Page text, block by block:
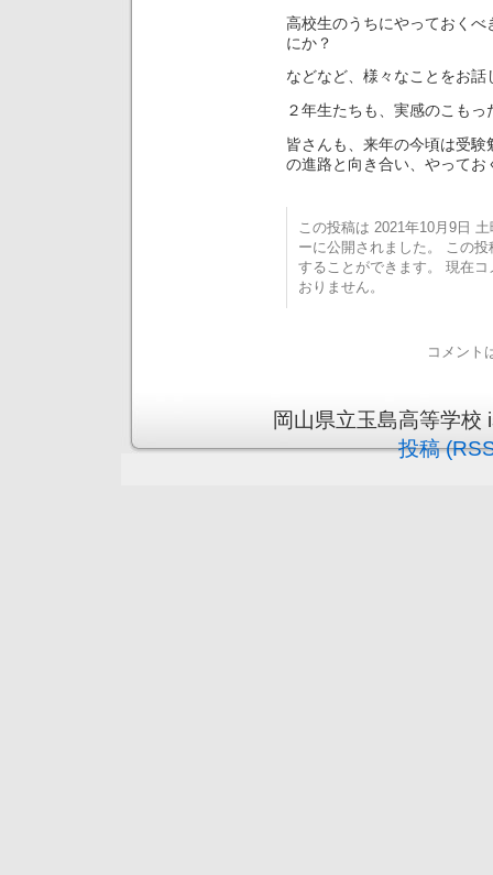
高校生のうちにやっておく
にか？
などなど、様々なことをお話
２年生たちも、実感のこも
皆さんも、来年の今頃は受
の進路と向き合い、やって
この投稿は 2021年10月9日
ーに公開されました。 この
することができます。 現在
おりません。
コメント
岡山県立玉島高等学
投稿